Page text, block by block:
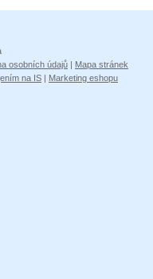
osobních údajů | Mapa stránek
na IS | Marketing eshopu